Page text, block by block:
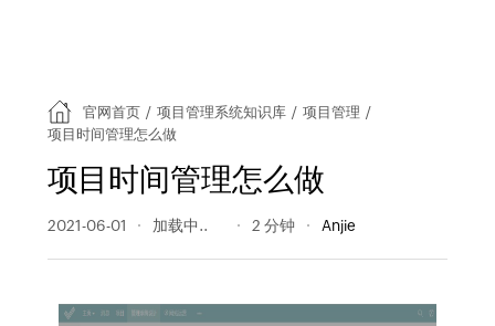
官网首页 / 项目管理系统知识库 / 项目管理 /
项目时间管理怎么做
项目时间管理怎么做
2021-06-01 781 阅读量 2 分钟 Anjie